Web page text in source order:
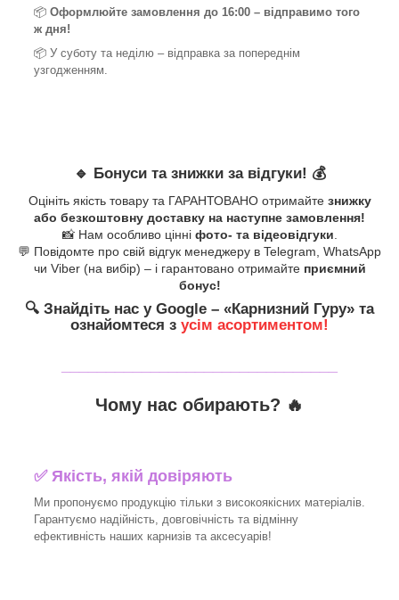
📦 Оформлюйте замовлення до 16:00 – відправимо того
ж дня!
📦 У суботу та неділю – відправка за попереднім
узгодженням.
🔹 Бонуси та знижки за відгуки! 💰
Оцініть якість товару та ГАРАНТОВАНО отримайте знижку
або безкоштовну доставку на наступне замовлення!
📸 Нам особливо цінні фото- та відеовідгуки
💬 Повідомте про свій відгук менеджеру в Telegram, WhatsApp
чи Viber (на вибір) – і гарантовано отримайте приємний
бонус!
🔍 Знайдіть нас у Google – «Карнизний Гуру» та
ознайомтеся з усім асортиментом!
Чому нас обирають? 🔥
✅Якість, якій довіряють
Ми пропонуємо продукцію тільки з високоякісних матеріалів.
Гарантуємо надійність, довговічність та відмінну
ефективність наших карнизів та аксесуарів!​